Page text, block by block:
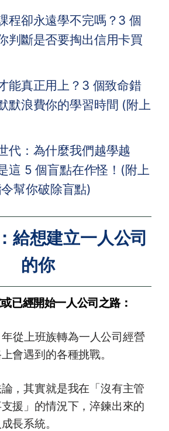
程卻永遠學不完嗎？3 個
判斷是否要掏出信用卡買
能真正用上？3 個致命錯
默浪費你的學習時間 (附上
代：為什麼我們越學越
這 5 個盲點在作怪！(附上
幫你破除盲點)
給想建立一人公司
的你
已經開始一人公司之路：
從上班族轉為一人公司經營
會遇到的各種挑戰。
，其實就是我在「沒有主管
援」的情況下，淬鍊出來的
長系統。